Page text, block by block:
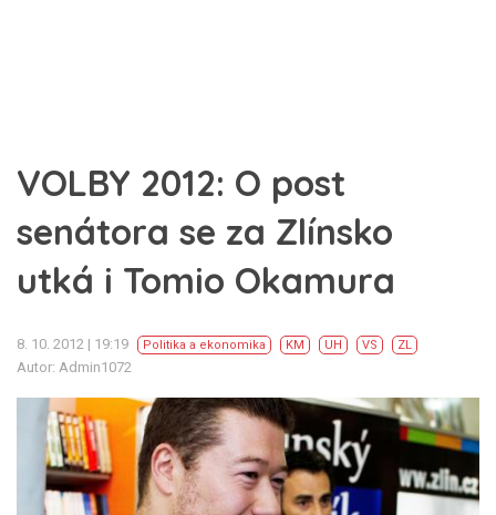
VOLBY 2012: O post
senátora se za Zlínsko
utká i Tomio Okamura
8. 10. 2012 | 19:19 Politika a ekonomika KM UH VS ZL
Autor: Admin1072